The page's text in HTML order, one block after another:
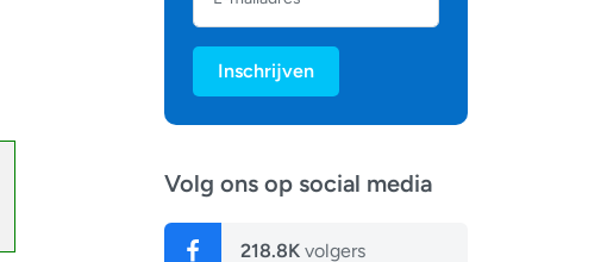
Inschrijven
Volg ons op social media
218.8K volgers